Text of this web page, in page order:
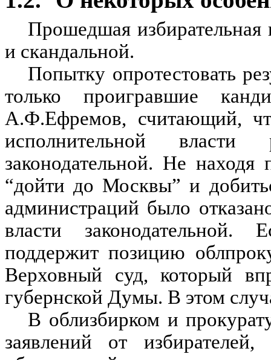
Прошедшая
и скандальной.
Попытку опротестовать
только проигравшие
А.Ф.Ефремов, считающий,
исполнительной
законодательной. Не
“дойти до Москвы” и
администраций было
власти
поддержит позицию
Верховный суд, который
губернской Думы. В этом
В облизбирком и
заявлений от